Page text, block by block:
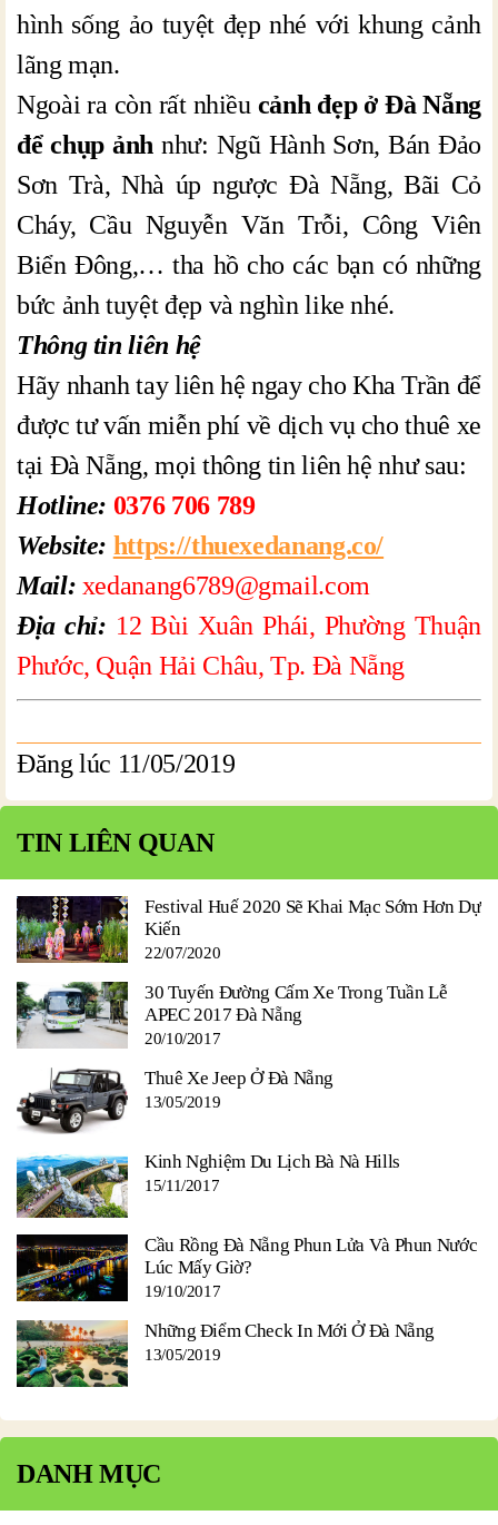
hình sống ảo tuyệt đẹp nhé với khung cảnh
lãng mạn.
Ngoài ra còn rất nhiều cảnh đẹp ở Đà Nẵng
để chụp ảnhnhư: Ngũ Hành Sơn, Bán Đảo
Sơn Trà, Nhà úp ngược Đà Nẵng, Bãi Cỏ
Cháy, Cầu Nguyễn Văn Trỗi, Công Viên
Biển Đông,… tha hồ cho các bạn có những
bức ảnh tuyệt đẹp và nghìn like nhé.
Thông tin liên hệ
Hãy nhanh tay liên hệ ngay cho Kha Trần để
được tư vấn miễn phí về dịch vụ cho thuê xe
tại Đà Nẵng, mọi thông tin liên hệ như sau:
Hotline: 0376 706 789
Website: https://thuexedanang.co/
Mail: xedanang6789@gmail.com
Địa chỉ: 12 Bùi Xuân Phái, Phường Thuận
Phước, Quận Hải Châu, Tp. Đà Nẵng
Đăng lúc 11/05/2019
TIN LIÊN QUAN
Festival Huế 2020 Sẽ Khai Mạc Sớm Hơn Dự
Kiến
22/07/2020
30 Tuyến Đường Cấm Xe Trong Tuần Lễ
APEC 2017 Đà Nẵng
20/10/2017
Thuê Xe Jeep Ở Đà Nẵng
13/05/2019
Kinh Nghiệm Du Lịch Bà Nà Hills
15/11/2017
Cầu Rồng Đà Nẵng Phun Lửa Và Phun Nước
Lúc Mấy Giờ?
19/10/2017
Những Điểm Check In Mới Ở Đà Nẵng
13/05/2019
DANH MỤC